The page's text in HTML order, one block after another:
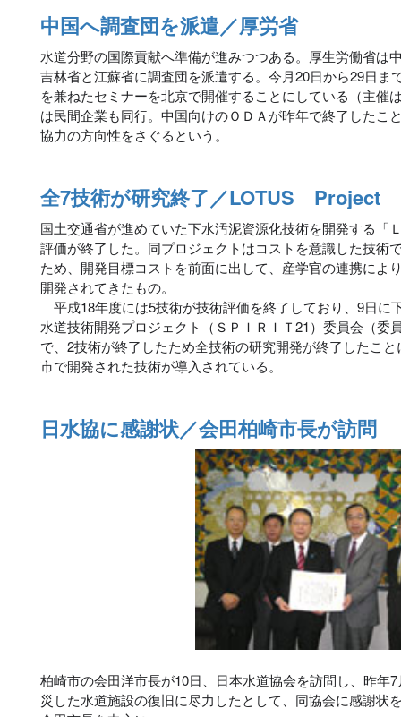
中国へ調査団を派遣／厚労省
水道分野の国際貢献へ準備が進みつつある。厚生労働省は
吉林省と江蘇省に調査団を派遣する。今月20日から29日ま
を兼ねたセミナーを北京で開催することにしている（主催
は民間企業も同行。中国向けのＯＤＡが昨年で終了したこ
協力の方向性をさぐるという。
全7技術が研究終了／LOTUS Project
国土交通省が進めていた下水汚泥資源化技術を開発する
評価が終了した。同プロジェクトはコストを意識した技術
ため、開発目標コストを前面に出して、産学官の連携によ
開発されてきたもの。
平成18年度には5技術が技術評価を終了しており、9日に
水道技術開発プロジェクト（ＳＰＩＲＩＴ21）委員会（委
で、2技術が終了したため全技術の研究開発が終了したこ
市で開発された技術が導入されている。
日水協に感謝状／会田柏崎市長が訪問
柏崎市の会田洋市長が10日、日本水道協会を訪問し、昨年
災した水道施設の復旧に尽力したとして、同協会に感謝状